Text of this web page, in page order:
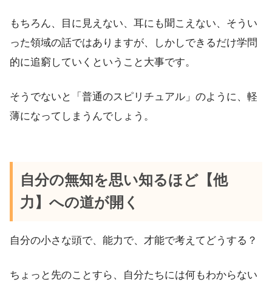
もちろん、目に見えない、耳にも聞こえない、そうい
った領域の話ではありますが、しかしできるだけ学問
的に追窮していくということ大事です。
そうでないと「普通のスピリチュアル」のように、軽
薄になってしまうんでしょう。
自分の無知を思い知るほど【他
力】への道が開く
自分の小さな頭で、能力で、才能で考えてどうする？
ちょっと先のことすら、自分たちには何もわからない